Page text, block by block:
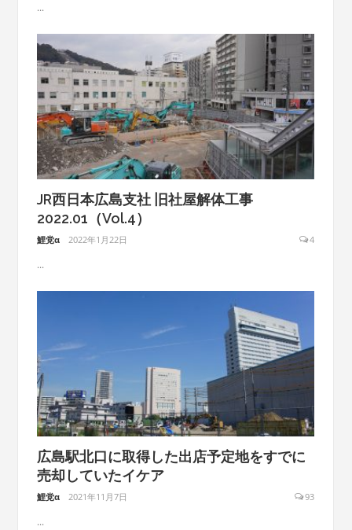
...
JR西日本広島支社 旧社屋解体工事
2022.01（Vol.4）
鯉党α 2022年1月22日 4
...
広島駅北口に取得した出店予定地をすでに
売却していたイケア
鯉党α 2021年11月7日 93
...